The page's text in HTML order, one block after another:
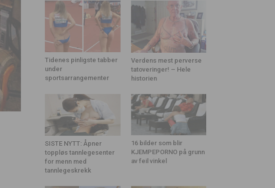
Tidenes pinligste tabber
under
sportsarrangementer
Verdens mest perverse
tatoveringer! – Hele
historien
SISTE NYTT: Åpner
toppløs tannlegesenter
for menn med
tannlegeskrekk
16 bilder som blir
KJEMPEPORNO på grunn
av feil vinkel